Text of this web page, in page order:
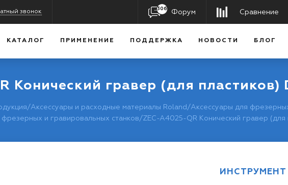
звонок 306 Форум Сравнение
КАТАЛОГ ПРИМЕНЕНИЕ ПОДДЕРЖКА НОВОСТИ БЛОГ
Конический гравер (для пластиков)
/Аксессуары и расходные материалы Roland /Аксессуары для
фрезерных и гравировальных станков/ZEC-A4025-QR Конический гравер (для
ИНСТРУМЕНТ